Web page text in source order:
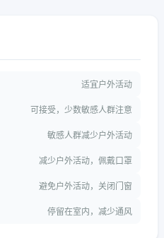
适宜户外活动
可接受，少数敏感人群注意
敏感人群减少户外活动
减少户外活动，佩戴口罩
避免户外活动，关闭门窗
停留在室内，减少通风